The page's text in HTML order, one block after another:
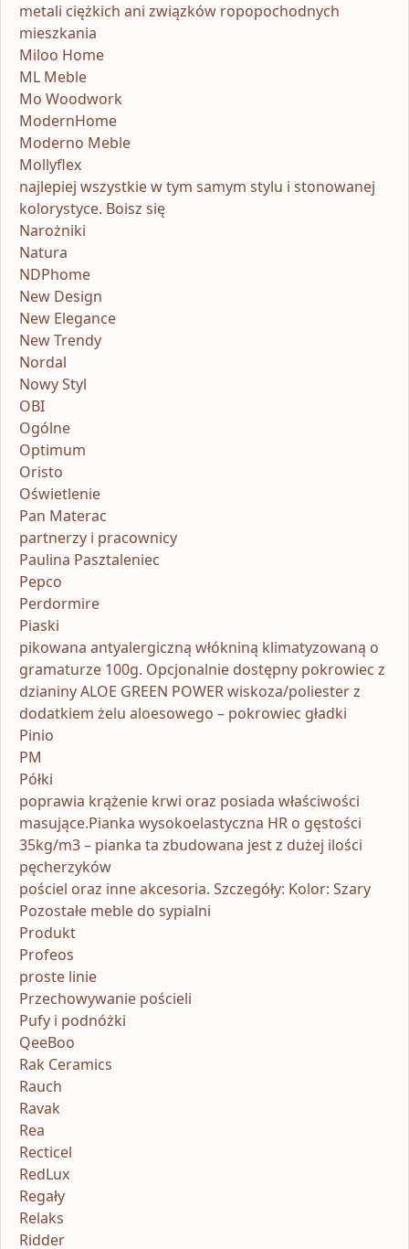
metali ciężkich ani związków ropopochodnych
mieszkania
Miloo Home
ML Meble
Mo Woodwork
ModernHome
Moderno Meble
Mollyflex
najlepiej wszystkie w tym samym stylu i stonowanej
kolorystyce. Boisz się
Narożniki
Natura
NDPhome
New Design
New Elegance
New Trendy
Nordal
Nowy Styl
OBI
Ogólne
Optimum
Oristo
Oświetlenie
Pan Materac
partnerzy i pracownicy
Paulina Pasztaleniec
Pepco
Perdormire
Piaski
pikowana antyalergiczną włókniną klimatyzowaną o
gramaturze 100g. Opcjonalnie dostępny pokrowiec z
dzianiny ALOE GREEN POWER wiskoza/poliester z
dodatkiem żelu aloesowego – pokrowiec gładki
Pinio
PM
Półki
poprawia krążenie krwi oraz posiada właściwości
masujące.Pianka wysokoelastyczna HR o gęstości
35kg/m3 – pianka ta zbudowana jest z dużej ilości
pęcherzyków
pościel oraz inne akcesoria. Szczegóły: Kolor: Szary
Pozostałe meble do sypialni
Produkt
Profeos
proste linie
Przechowywanie pościeli
Pufy i podnóżki
QeeBoo
Rak Ceramics
Rauch
Ravak
Rea
Recticel
RedLux
Regały
Relaks
Ridder